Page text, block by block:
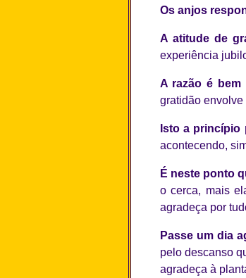
Os anjos
A atitude de
experiência
A razão é bem
gratidão envolve
Isto a princípio
acontecendo,
É neste ponto
o cerca, mais
agradeça por
Passe um dia
pelo descanso
agradeça à